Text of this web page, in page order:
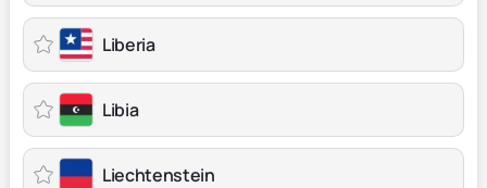
Liberia
Libia
Liechtenstein